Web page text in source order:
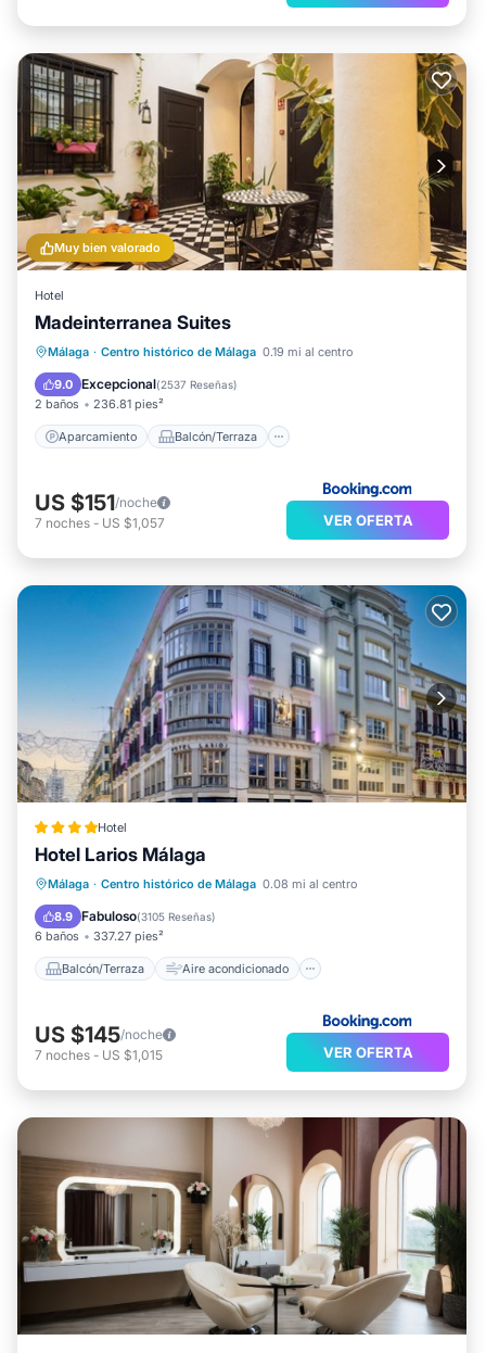
Muy bien valorado
Hotel
Madeinterranea Suites
Málaga · Centro histórico de Málaga 0.19 mi al centro
9.0 Excepcional(2537 Reseñas)
2 baños 236.81 pies²
Aparcamiento Balcón/Terraza
Aparcamiento
Balcón/Terraza
Cocina
Aire acondicionado
US $151/noche
7 noches - US $1,057 VER OFERTA
Hotel
Hotel Larios Málaga
Málaga · Centro histórico de Málaga 0.08 mi al centro
8.9 Fabuloso(3105 Reseñas)
6 baños 337.27 pies²
Balcón/Terraza Aire acondicionado
Balcón/Terraza
Aire acondicionado
Internet
Apto para niños
US $145/noche
7 noches - US $1,015 VER OFERTA